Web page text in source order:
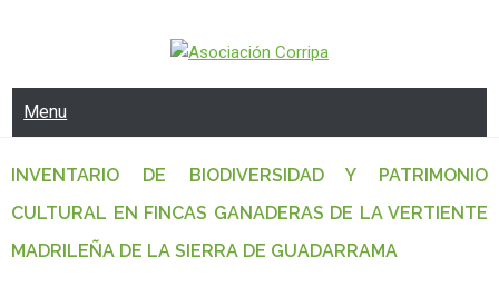
ASOCIACIÓN CORRIPA
Menu
INVENTARIO DE BIODIVERSIDAD Y PATRIMONIO
CULTURAL EN FINCAS GANADERAS DE LA VERTIENTE
MADRILEÑA DE LA SIERRA DE GUADARRAMA